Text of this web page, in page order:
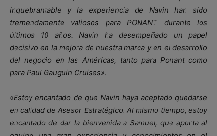
inquebrantable y la experiencia de Navin han sido
tremendamente valiosos para PONANT durante los
últimos 10 años. Navin ha desempeñado un papel
decisivo en la mejora de nuestra marca y en el desarrollo
del negocio en las Américas, tanto para Ponant como
para Paul Gauguin Cruises».
«Estoy encantado de que Navin haya aceptado quedarse
en calidad de Asesor Estratégico. Al mismo tiempo, estoy
encantado de dar la bienvenida a Samuel, que aporta al